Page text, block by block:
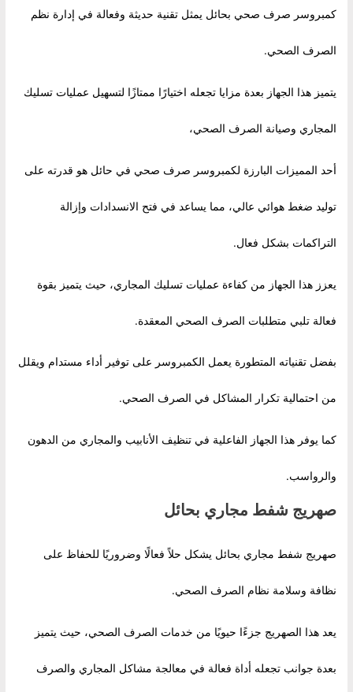
كمبروسر صرف صحي بحائل يمثل تقنية حديثة وفعالة في إدارة نظم
الصرف الصحي.
يتميز هذا الجهاز بعدة مزايا تجعله اختيارًا ممتازًا لتسهيل عمليات تسليك
المجاري وصيانة الصرف الصحي،
أحد المميزات البارزة لكمبروسر صرف صحي في حائل هو قدرته على
توليد ضغط هوائي عالي، مما يساعد في فتح الانسدادات وإزالة
التراكمات بشكل فعال.
يعزز هذا الجهاز من كفاءة عمليات تسليك المجاري، حيث يتميز بقوة
فعالة تلبي متطلبات الصرف الصحي المعقدة.
بفضل تقنياته المتطورة يعمل الكمبروسر على توفير أداء مستدام ويقلل
من احتمالية تكرار المشاكل في الصرف الصحي.
كما يوفر هذا الجهاز الفاعلية في تنظيف الأنابيب والمجاري من الدهون
والرواسب.
صهريج شفط مجاري بحائل
صهريج شفط مجاري بحائل يشكل حلاً فعالًا وضروريًا للحفاظ على
نظافة وسلامة نظام الصرف الصحي.
يعد هذا الصهريج جزءًا حيويًا من خدمات الصرف الصحي، حيث يتميز
بعدة جوانب تجعله أداة فعالة في معالجة مشاكل المجاري والصرف